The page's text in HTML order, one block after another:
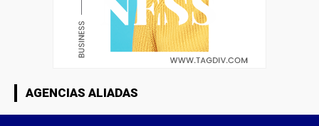
AGENCIAS ALIADAS